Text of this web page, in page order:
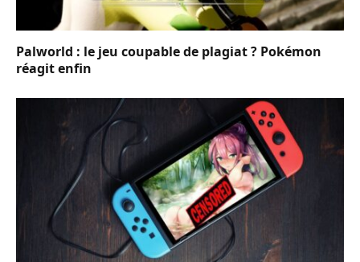
Palworld : le jeu coupable de plagiat ? Pokémon
réagit enfin